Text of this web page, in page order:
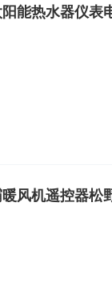
向上、和谐的企
断的升起！
能热水器仪表
风机遥控器松